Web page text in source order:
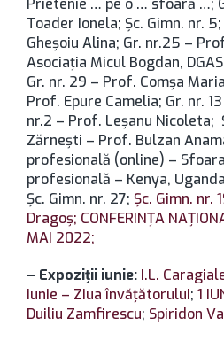
Prietenie … pe o … sfoară …;
Toader Ionela; Şc. Gimn. nr.
Gheşoiu Alina; Gr. nr.25 –
Asociaţia Micul Bogdan,
Gr. nr. 29 – Prof. Comşa
Prof. Epure Camelia; Gr. nr.
nr.2 – Prof. Leşanu Nicoleta;
Zărneşti – Prof. Bulzan
profesională (online) –
profesională – Kenya,
Şc. Gimn. nr. 27; Şc. Gimn. nr.
Dragoș; CONFERINŢA
MAI 2022;
– Expoziţii iunie: I.L.
iunie – Ziua învăţătorului; 1
Duiliu Zamfirescu; Spiridon